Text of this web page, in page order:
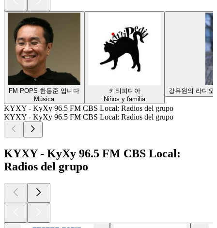
FM POPS 한동준 입니다
Música
키티피디아
Niños y familia
강유원의 라디
KYXY - KyXy 96.5 FM CBS Local: Radios del grupo
KYXY - KyXy 96.5 FM CBS Local: Radios del grupo
KYXY - KyXy 96.5 FM CBS Local:
Radios del grupo